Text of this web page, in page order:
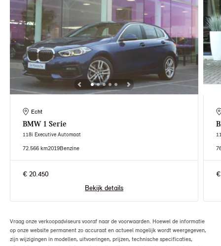
Echt
BMW 1 Serie
118i Executive Automaat
72.566 km2019Benzine
€ 20.450
Bekijk details
Vraag onze verkoopadviseurs vooraf naar de voorwaarden. Hoewel de informatie
op onze website permanent zo accuraat en actueel mogelijk wordt weergegeven,
zijn wijzigingen in modellen, uitvoeringen, prijzen, technische specificaties,